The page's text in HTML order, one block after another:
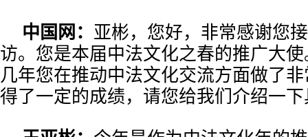
中国网： 亚彬，您好，非常感谢您
访。您是本届中法文化之春的推广大
几年您在推动中法文化交流方面做了
得了一定的成绩，请您给我们介绍一